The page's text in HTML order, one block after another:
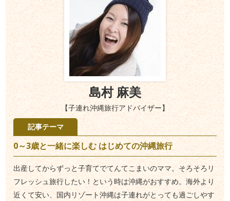
島村 麻美
【子連れ沖縄旅行アドバイザー】
記事テーマ
0～3歳と一緒に楽しむ はじめての沖縄旅行
出産してからずっと子育てでてんてこまいのママ。そろそろリ
フレッシュ旅行したい！という時は沖縄がおすすめ。海外より
近くて安い、国内リゾート沖縄は子連れがとっても過ごしやす